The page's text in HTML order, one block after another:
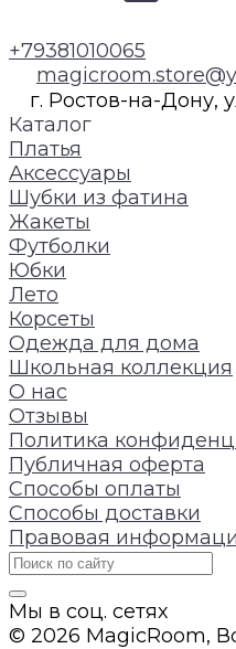
+79381010065
г. Ростов-на-Дону,
Каталог
Платья
Аксессуары
Шубки из фатина
Жакеты
Футболки
Юбки
Лето
Корсеты
Одежда для дома
Школьная коллекция
О нас
Отзывы
Политика
Публичная оферта
Способы оплаты
Способы доставки
Правовая
Мы в соц. сетях
© 2026 MagicRoom,